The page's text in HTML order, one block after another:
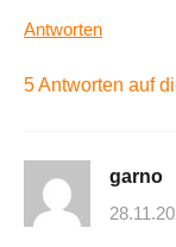
Antworten
5 Antworten auf
garno